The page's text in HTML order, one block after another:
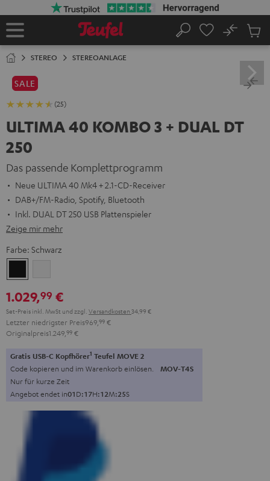
Startseite
Suche
No
STEREO STEREOANLAGE
SALE
(25)
ULTIMA 40 KOMBO 3 + DUAL DT
250
Das passende Komplettprogramm
Neue ULTIMA 40 Mk4 + 2.1-CD-Receiver
DAB+/FM-Radio, Spotify, Bluetooth
Inkl. DUAL DT 250 USB Plattenspieler
Zeige mir mehr
Farbe: Schwarz
1.029,99 €
Set-Preis inkl. MwSt und zzgl. Versandkosten 34,99 €
Letzter niedrigster Preis969, 99 €
Originalpreis1.249, 99 €
Gratis USB-C Kopfhörer1 Teufel MOVE 2
Code kopieren und im Warenkorb einlösen. MOV-T4S
Nur für kurze Zeit
Angebot endet in01D:17H:12M:23S